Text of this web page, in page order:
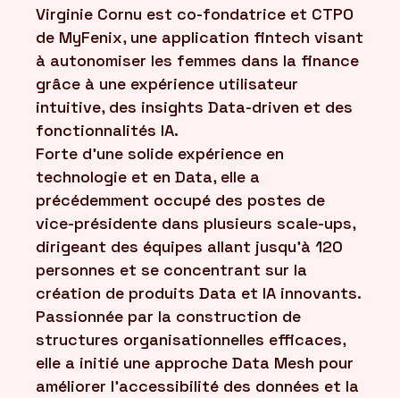
Virginie Cornu est co-fondatrice et CTPO
de MyFenix, une application fintech visant
à autonomiser les femmes dans la finance
grâce à une expérience utilisateur
intuitive, des insights Data-driven et des
fonctionnalités IA.
Forte d'une solide expérience en
technologie et en Data, elle a
précédemment occupé des postes de
vice-présidente dans plusieurs scale-ups,
dirigeant des équipes allant jusqu'à 120
personnes et se concentrant sur la
création de produits Data et IA innovants.
Passionnée par la construction de
structures organisationnelles efficaces,
elle a initié une approche Data Mesh pour
améliorer l'accessibilité des données et la